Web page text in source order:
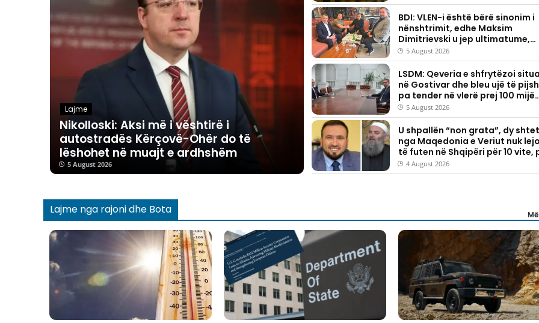
Lajme
Nikolloski: Aksi më i vështirë i
autostradës Kërçovë-Ohër do të
lëshohet në muajt e ardhshëm
5 August 2026
BDI: VLEN-i është bërë sinonim i
nënshtrimit, edhe Maksim
Dimitrievski u jep ultimatume,
ndërsa ata heshtin
5 August 2026
LSDM: Qeveria e shfrytëzoi
në Gostivar dhe bleu ujë të
pa tender në vlerë prej 100 mijë
eurosh
5 August 2026
U shpallën “non grata”, dy
nga Maqedonia e Veriut nuk
të futen në Shqipëri për 10 vite,
njërin prej tyre u lëshua edhe
dëbimi
4 August 2026
Lajme nga rajoni dhe Bota